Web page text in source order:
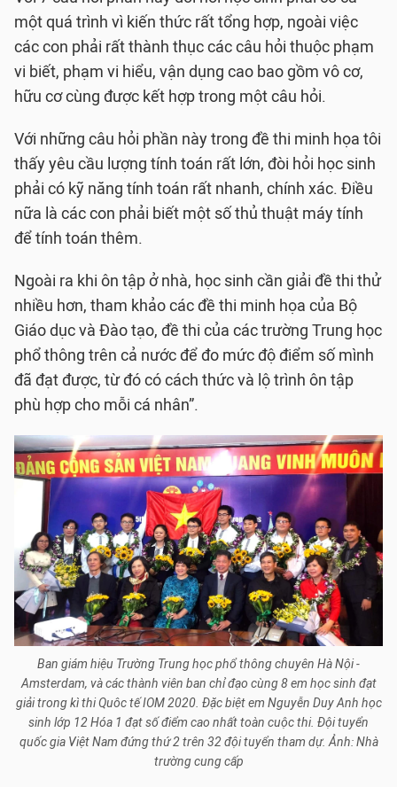
một quá trình vì kiến thức rất tổng hợp, ngoài việc
các con phải rất thành thục các câu hỏi thuộc phạm
vi biết, phạm vi hiểu, vận dụng cao bao gồm vô cơ,
hữu cơ cùng được kết hợp trong một câu hỏi.
Với những câu hỏi phần này trong đề thi minh họa tôi
thấy yêu cầu lượng tính toán rất lớn, đòi hỏi học sinh
phải có kỹ năng tính toán rất nhanh, chính xác. Điều
nữa là các con phải biết một số thủ thuật máy tính
để tính toán thêm.
Ngoài ra khi ôn tập ở nhà, học sinh cần giải đề thi thử
nhiều hơn, tham khảo các đề thi minh họa của Bộ
Giáo dục và Đào tạo, đề thi của các trường Trung học
phổ thông trên cả nước để đo mức độ điểm số mình
đã đạt được, từ đó có cách thức và lộ trình ôn tập
phù hợp cho mỗi cá nhân”.
Ban giám hiệu Trường Trung học phổ thông chuyên Hà Nội -
Amsterdam, và các thành viên ban chỉ đạo cùng 8 em học sinh đạt
giải trong kì thi Quôc tế IOM 2020. Đặc biệt em Nguyễn Duy Anh học
sinh lớp 12 Hóa 1 đạt số điểm cao nhất toàn cuộc thi. Đội tuyển
quốc gia Việt Nam đứng thứ 2 trên 32 đội tuyển tham dự. Ảnh: Nhà
trường cung cấp